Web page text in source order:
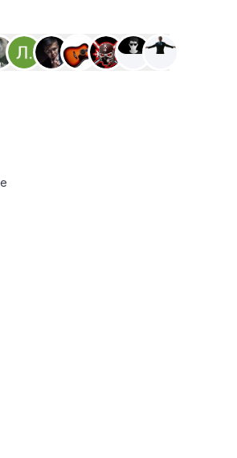
предоставляет ли Cherehapa
для студентов, ветеранов или